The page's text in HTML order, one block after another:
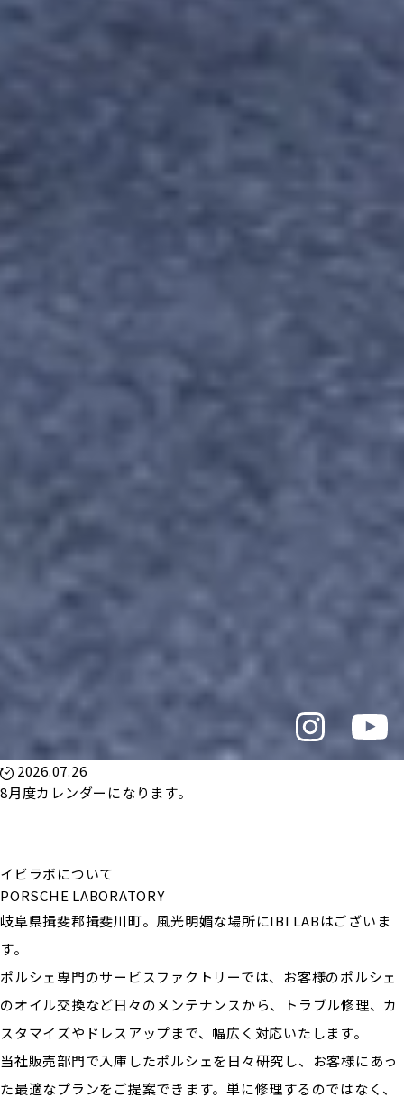
2026.07.26
8月度カレンダーになります。
イビラボについて
PORSCHE LABORATORY
岐阜県揖斐郡揖斐川町。風光明媚な場所にIBI LABはございま
す。
ポルシェ専門のサービスファクトリーでは、お客様のポルシェ
のオイル交換など日々のメンテナンスから、トラブル修理、カ
スタマイズやドレスアップまで、幅広く対応いたします。
当社販売部門で入庫したポルシェを日々研究し、お客様にあっ
た最適なプランをご提案できます。単に修理するのではなく、